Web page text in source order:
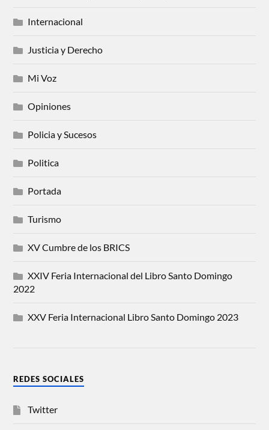
Internacional
Justicia y Derecho
Mi Voz
Opiniones
Policia y Sucesos
Politica
Portada
Turismo
XV Cumbre de los BRICS
XXIV Feria Internacional del Libro Santo Domingo
2022
XXV Feria Internacional Libro Santo Domingo 2023
REDES SOCIALES
Twitter